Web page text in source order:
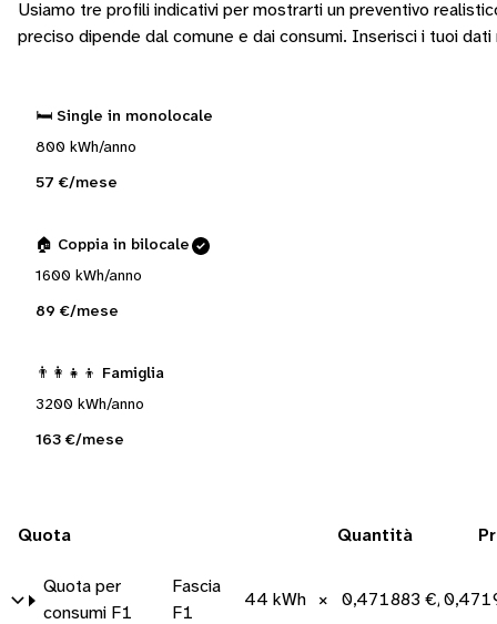
Usiamo tre profili indicativi per mostrarti un preventivo
preciso dipende dal comune e dai consumi. Inserisci i tuoi
🛏️ Single in monolocale
800 kWh/anno
57 €/mese
🏠 Coppia in bilocale
1600 kWh/anno
89 €/mese
👨‍👩‍👧‍👦 Famiglia
3200 kWh/anno
163 €/mese
Quota Quantità
Quota per
consumi F1
Fascia
F1
44 kWh × 0,471883 €/kWh